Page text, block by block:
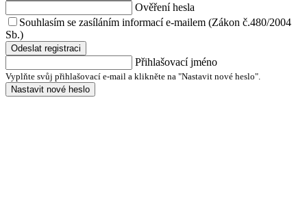
Ověření hesla
Souhlasím se zasíláním informací e-mailem (Zákon č.480/2004
Sb.)
Odeslat registraci
Přihlašovací jméno
Vyplňte svůj přihlašovací e-mail a klikněte na "Nastavit nové heslo".
Nastavit nové heslo